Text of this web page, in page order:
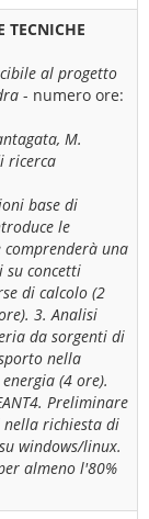
TECNICHE
al progetto
- numero ore:
M.
ricerca
base di
le
una
su concetti
di calcolo (2
3. Analisi
da sorgenti di
nella
(4 ore).
Preliminare
nella richiesta di
windows/linux.
almeno l'80%